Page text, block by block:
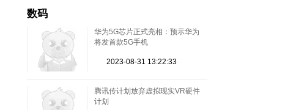
数码
华为5G芯片正式亮相：预示华为
将发首款5G手机
2023-08-31 13:22:33
腾讯传计划放弃虚拟现实VR硬件
计划